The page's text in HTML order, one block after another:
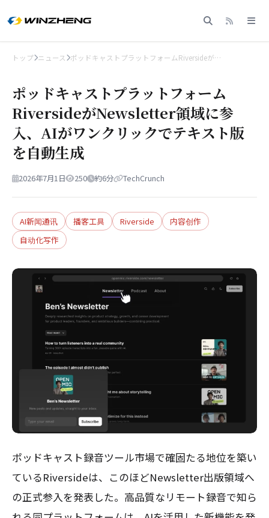
トップ ニュース ポッドキャストプラットフォームRiversideが…
ポッドキャストプラットフォーム
RiversideがNewsletter領域に参
入、AIがワンクリックでテキスト版
を自動生成
2026年7月1日 250 約6分 TechCrunch
AI新闻通讯 播客工具 Riverside
内容创作
自动化写作
ポッドキャスト録音ツール市場で確固たる地位を築い
ているRiversideは、このほどNewsletter出版領域へ
の正式参入を発表した。高品質なリモート録音で知ら